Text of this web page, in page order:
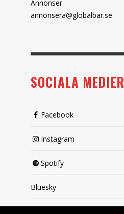
Annonser:
annonsera@globalbar.se
SOCIALA MEDIER
Facebook
Instagram
Spotify
Bluesky